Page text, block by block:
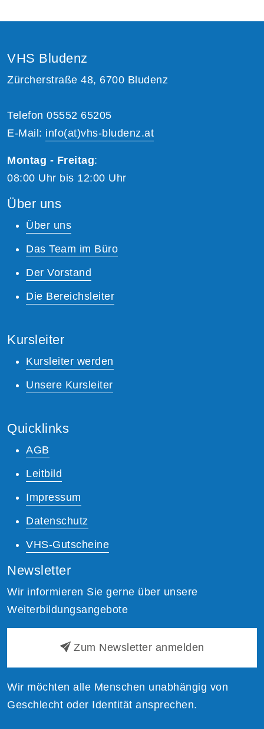
VHS Bludenz
Zürcherstraße 48, 6700 Bludenz
Telefon 05552 65205
E-Mail: info(at)vhs-bludenz.at
Montag - Freitag:
08:00 Uhr bis 12:00 Uhr
Über uns
Über uns
Das Team im Büro
Der Vorstand
Die Bereichsleiter
Kursleiter
Kursleiter werden
Unsere Kursleiter
Quicklinks
AGB
Leitbild
Impressum
Datenschutz
VHS-Gutscheine
Newsletter
Wir informieren Sie gerne über unsere
Weiterbildungsangebote
Zum Newsletter anmelden
Wir möchten alle Menschen unabhängig von
Geschlecht oder Identität ansprechen.